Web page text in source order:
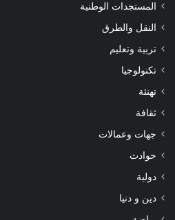
المستجدات الوطنية
النقل والطرق
تربية وتعليم
تكنولوجيا
تهنئة
ثقافة
جهات وعمالات
حوادث
دولية
دين و دنيا